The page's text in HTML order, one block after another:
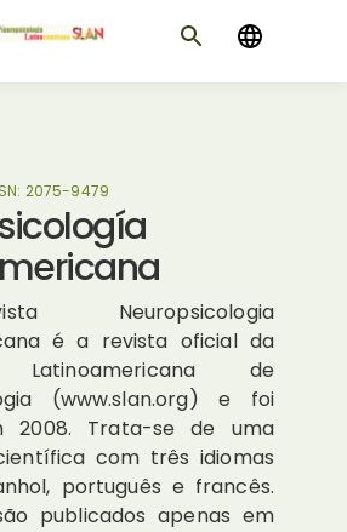
2075-9479
Neuropsicologia
é a revista oficial da
Latinoamericana de
(www.slan.org) e foi
2008. Trata-se de uma
com três idiomas
português e francês.
publicados apenas em